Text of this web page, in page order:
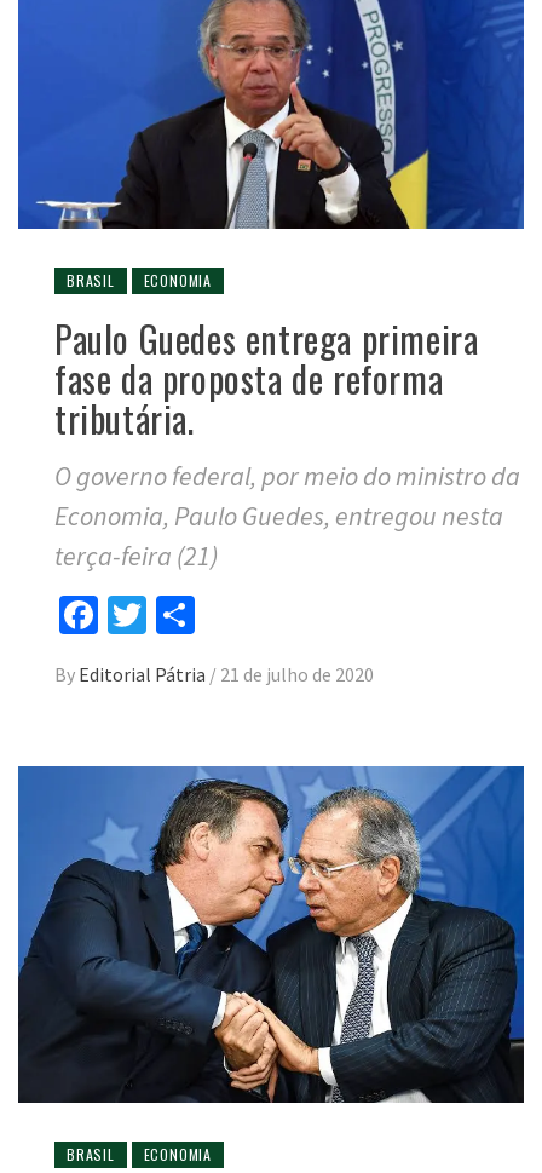
BRASIL ECONOMIA
Paulo Guedes entrega primeira
fase da proposta de reforma
tributária.
O governo federal, por meio do ministro da
Economia, Paulo Guedes, entregou nesta
terça-feira (21)
Facebook
Twitter
By Editorial Pátria / 21 de julho de 2020
BRASIL ECONOMIA